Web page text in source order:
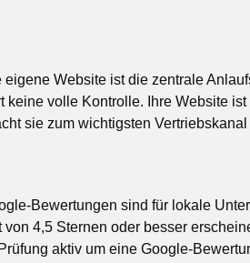
eigene Website ist die zentrale
keine volle Kontrolle. Ihre Website
sie zum wichtigsten
Bewertungen sind für lokale
von 4,5 Sternen oder besser
aktiv um eine Google-